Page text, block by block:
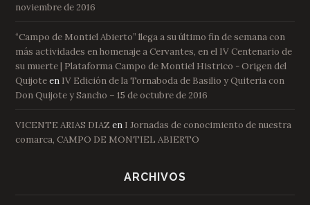
noviembre de 2016
“Campo de Montiel Abierto” llega a su último fin de semana con
más actividades en homenaje a Cervantes, en el IV Centenario de
su muerte | Plataforma Campo de Montiel Histrico - Origen del
Quijoteen IV Edición de la Tornaboda de Basilio y Quiteria con
Don Quijote y Sancho – 15 de octubre de 2016
VICENTE ARIAS DIAZ en I Jornadas de conocimiento de nuestra
comarca, CAMPO DE MONTIEL ABIERTO
ARCHIVOS